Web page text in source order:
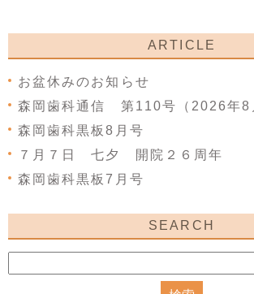
ARTICLE
お盆休みのお知らせ
森岡歯科通信 第110号（2026年8
森岡歯科黒板8月号
７月７日 七夕 開院２６周年
森岡歯科黒板7月号
SEARCH